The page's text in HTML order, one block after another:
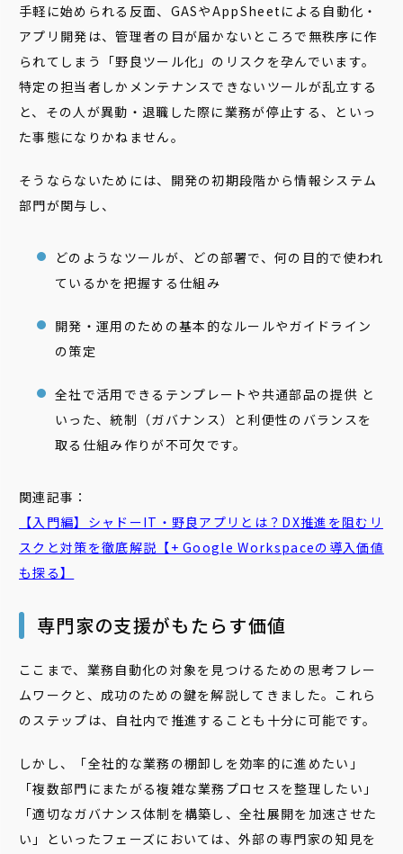
手軽に始められる反面、GASやAppSheetによる自動化・
アプリ開発は、管理者の目が届かないところで無秩序に作
られてしまう「野良ツール化」のリスクを孕んでいます。
特定の担当者しかメンテナンスできないツールが乱立する
と、その人が異動・退職した際に業務が停止する、といっ
た事態になりかねません。
そうならないためには、開発の初期段階から情報システム
部門が関与し、
どのようなツールが、どの部署で、何の目的で使われ
ているかを把握する仕組み
開発・運用のための基本的なルールやガイドライン
の策定
全社で活用できるテンプレートや共通部品の提供 と
いった、統制（ガバナンス）と利便性のバランスを
取る仕組み作りが不可欠です。
関連記事：
【入門編】シャドーIT・ 野良アプリとは？DX推進を阻むリ
スクと対策を徹底解説【+ Google Workspaceの導入価値
も探る】
専門家の支援がもたらす価値
ここまで、業務自動化の対象を見つけるための思考フレー
ムワークと、成功のための鍵を解説してきました。これら
のステップは、自社内で推進することも十分に可能です。
しかし、「全社的な業務の棚卸しを効率的に進めたい」
「複数部門にまたがる複雑な業務プロセスを整理したい」
「適切なガバナンス体制を構築し、全社展開を加速させた
い」といったフェーズにおいては、外部の専門家の知見を